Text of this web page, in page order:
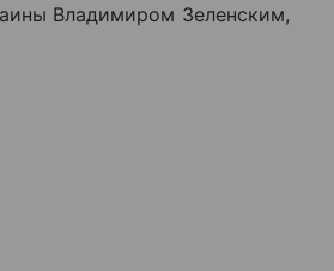
Владимиром Зеленским,